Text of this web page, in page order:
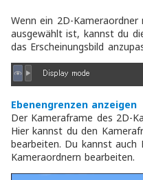
Wenn ein 2D-
ausgewählt ist, kannst du
das Erscheinungsbild
Ebenengrenzen anzeigen
Der Kameraframe des 2D-
Hier kannst du den
bearbeiten. Du kannst auch
Kameraordnern bearbeiten.